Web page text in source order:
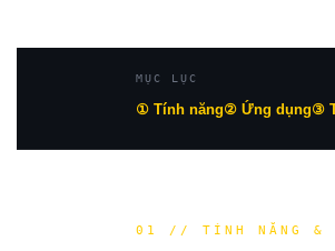
MỤC LỤC
① Tính năng② Ứng dụng③
01 // TÍNH NĂNG &